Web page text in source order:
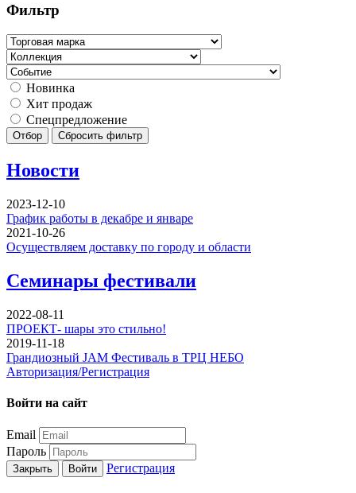
Фильтр
Новинка
Хит продаж
Спецпредложение
Отбор Сбросить фильтр
Новости
2023-12-10
График работы в декабре и январе
2021-10-26
Осуществляем доставку по городу и области
Семинары фестивали
2022-08-11
ПРОЕКТ- шары это стильно!
2019-11-18
Грандиозный JAM Фестиваль в ТРЦ НЕБО
Авторизация/Регистрация
Войти на сайт
Email
Пароль
Закрыть Войти Регистрация